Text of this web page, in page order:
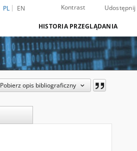
PL EN Kontrast Udostępnij
HISTORIA PRZEGLĄDANIA
Pobierz opis bibliograficzny